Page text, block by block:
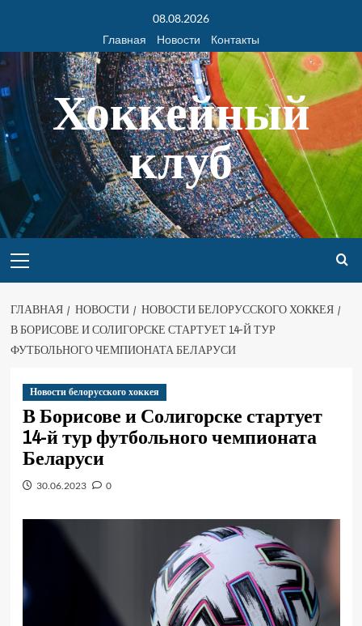
08.08.2026
Главная
Новости Контакты
Хоккейный
клуб
ГЛАВНАЯ НОВОСТИ
НОВОСТИ БЕЛОРУССКОГО ХОККЕЯ
В БОРИСОВЕ И СОЛИГОРСКЕ СТАРТУЕТ 14-Й ТУР
ФУТБОЛЬНОГО ЧЕМПИОНАТА БЕЛАРУСИ
Новости белорусского хоккея
В Борисове и Солигорске стартует
14-й тур футбольного чемпионата
Беларуси
30.06.2023 0